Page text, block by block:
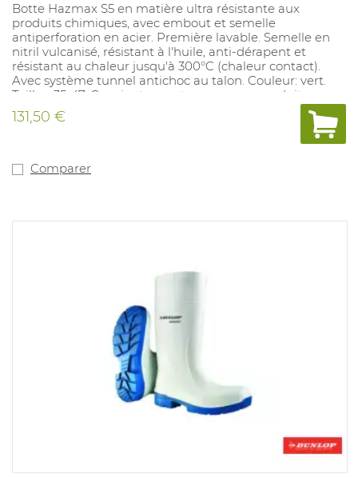
Botte Hazmax S5 en matière ultra résistante aux
produits chimiques, avec embout et semelle
antiperforation en acier. Première lavable. Semelle en
nitril vulcanisé, résistant à l'huile, anti-dérapent et
résistant au chaleur jusqu'à 300°C (chaleur contact).
Avec système tunnel antichoc au talon. Couleur: vert.
Tailles: 35-47. Convient pou:r travaux avec produits
chimiques.
131,50 €
Comparer